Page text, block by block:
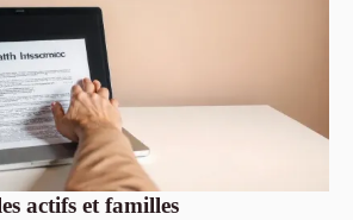
actifs et familles